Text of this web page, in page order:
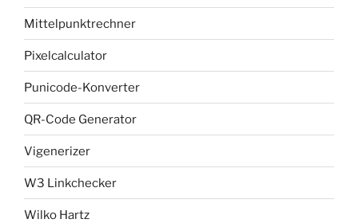
Mittelpunktrechner
Pixelcalculator
Punicode-Konverter
QR-Code Generator
Vigenerizer
W3 Linkchecker
Wilko Hartz